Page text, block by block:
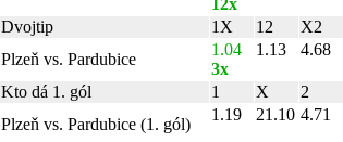
12x
Dvojtip 1X 12
X2
Plzeň vs. Pardubice
1.04
3x
1.13 4.68
Kto dá 1. gól 1 X
2
Plzeň vs. Pardubice (1. gól)
1.19 21.10 4.71